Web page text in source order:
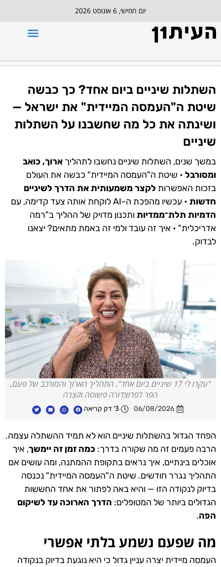
יום חמישי, 6 אוגוסט 2026
השתלות שיניים ביום אחד? כך כבשה
שיטת ה"העמסה המיידית" את ישראל —
ושינתה את כל מה שחשבנו על השתלות
שיניים
במשך שנים, השתלות שיניים נחשבו לתהליך ארוך, כואב
ומסורבל • שיטת ה"העמסה המיידית" כבשה את העולם
בזכות האפשרות לקצר משמעותית את הדרך לשיניים
חדשות • עכשיו מהפכת ה-AI לוקחת אותה צעד קדימה, עם
הדמיות תלת־ממדיות ותכנון מדויק של ההליך ב"רמה
אדריכלית" • איך זה עובד ולמי זה באמת מתאים? יצאנו
לבדוק.
"עקרו לי 17 שיניים ביום אחד". התהליך הארוך והמורכב של פעם,
הפך לפרוצדורה פשוטה וקצרה
06/08/2026 3' דק קריאה
הפחד הגדול בהשתלות שיניים הוא לא תמיד ההשתלה עצמה.
הרבה פעמים זה מה שקורה בדרך: כמה זמן זה יימשך, איך
אוכלים בינתיים, איך נראים בתקופת ההמתנה, ומה עושים אם
התהליך נגרר חודשים. שיטת ה"העמסה המיידית" נכנסה
בדיוק לנקודה הזו — והיא באה לפתור את אחד החששות
הגדולים ביותר של המטופלים: הדרך הארוכה עד לשיקום
הפה.
מה שפעם נשמע בלתי אפשרי
העמסה מיידית יצרה עניין גדול כי היא נוגעת בדיוק בנקודה